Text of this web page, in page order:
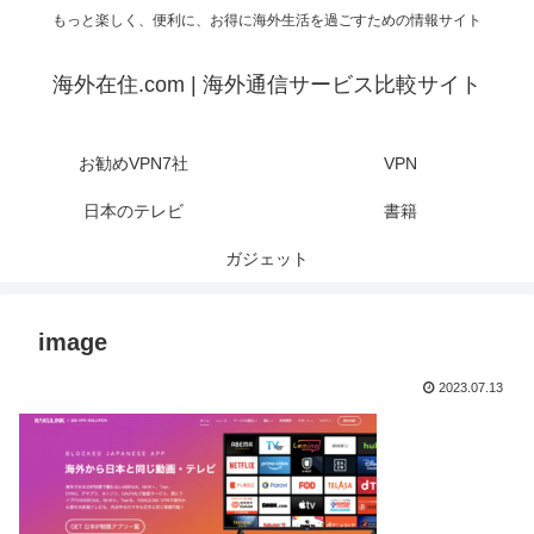
もっと楽しく、便利に、お得に海外生活を過ごすための情報サイト
海外在住.com | 海外通信サービス比較サイト
お勧めVPN7社 VPN
日本のテレビ 書籍
ガジェット
image
2023.07.13